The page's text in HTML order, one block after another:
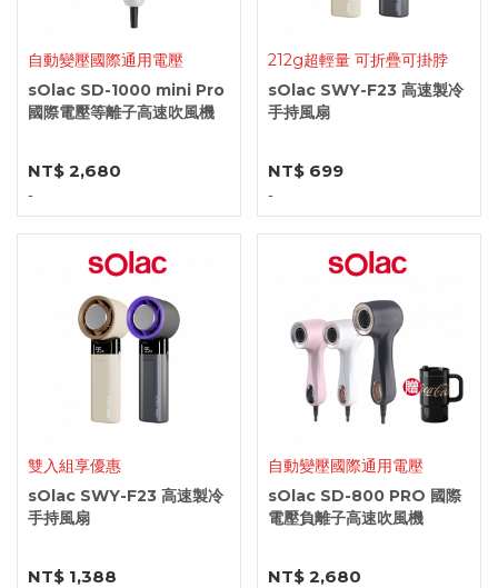
自動變壓國際通用電壓
sOlac SD-1000 mini Pro
國際電壓等離子高速吹風機
NT$ 2,680
-
212g超輕量 可折疊可掛脖
sOlac SWY-F23 高速製冷
手持風扇
NT$ 699
-
雙入組享優惠
sOlac SWY-F23 高速製冷
手持風扇
NT$ 1,388
自動變壓國際通用電壓
sOlac SD-800 PRO 國際
電壓負離子高速吹風機
NT$ 2,680